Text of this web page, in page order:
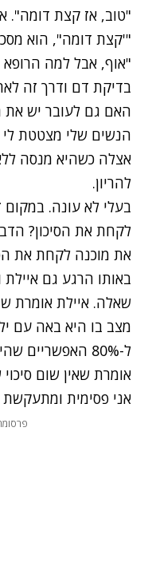
"טוב, אז קצת דומה".
"'קצת דומה", הוא
"אוף, אבל למה
בדיקת דם ודרך זה
האם גם לעובר יש את
הנשים שלי מצטטת
אצלה כשהיא מנסה
להריון.
בעלי לא עונה.
לקחת את הסיכון?
את מוכנה לקחת את
באותו הרגע גם
שאלה. איילת אומרת
מצב בו היא באה עם
ל-80%
אומרת שאין שום
אני פסימית ומתעקשת להידבק